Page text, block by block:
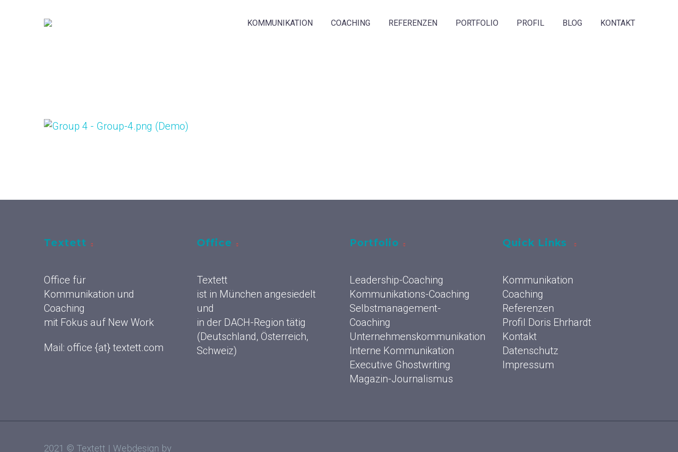
KOMMUNIKATION COACHING REFERENZEN PORTFOLIO PROFIL BLOG KONTAKT
Textett
Office für
Kommunikation und
Coaching
mit Fokus auf New Work
Mail: office {at} textett.com
Office
Textett
ist in München angesiedelt
und
in der DACH-Region tätig
(Deutschland, Österreich,
Schweiz)
Portfolio
Leadership-Coaching
Kommunikations-Coaching
Selbstmanagement-
Coaching
Unternehmenskommunikation
Interne Kommunikation
Executive Ghostwriting
Magazin-Journalismus
Quick Links
Kommunikation
Coaching
Referenzen
Profil Doris Ehrhardt
Kontakt
Datenschutz
Impressum
2021 © Textett | Webdesign by